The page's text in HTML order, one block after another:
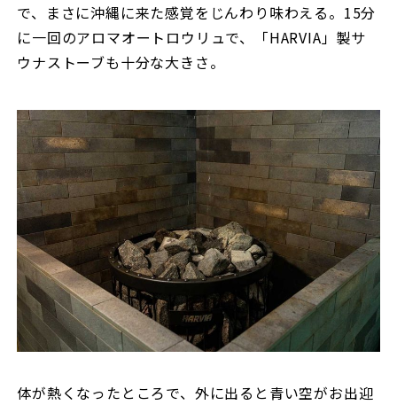
で、まさに沖縄に来た感覚をじんわり味わえる。15分
に一回のアロマオートロウリュで、「HARVIA」製サ
ウナストーブも十分な大きさ。
体が熱くなったところで、外に出ると青い空がお出迎